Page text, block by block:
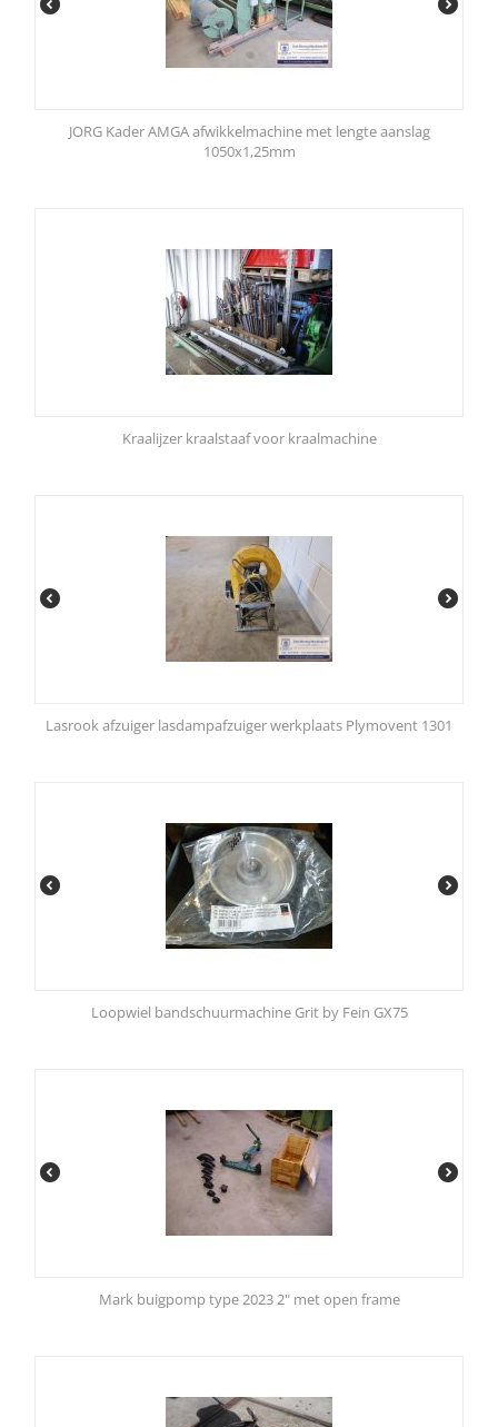
JORG Kader AMGA afwikkelmachine met lengte aanslag
1050x1,25mm
Kraalijzer kraalstaaf voor kraalmachine
Lasrook afzuiger lasdampafzuiger werkplaats Plymovent 1301
Loopwiel bandschuurmachine Grit by Fein GX75
Mark buigpomp type 2023 2" met open frame